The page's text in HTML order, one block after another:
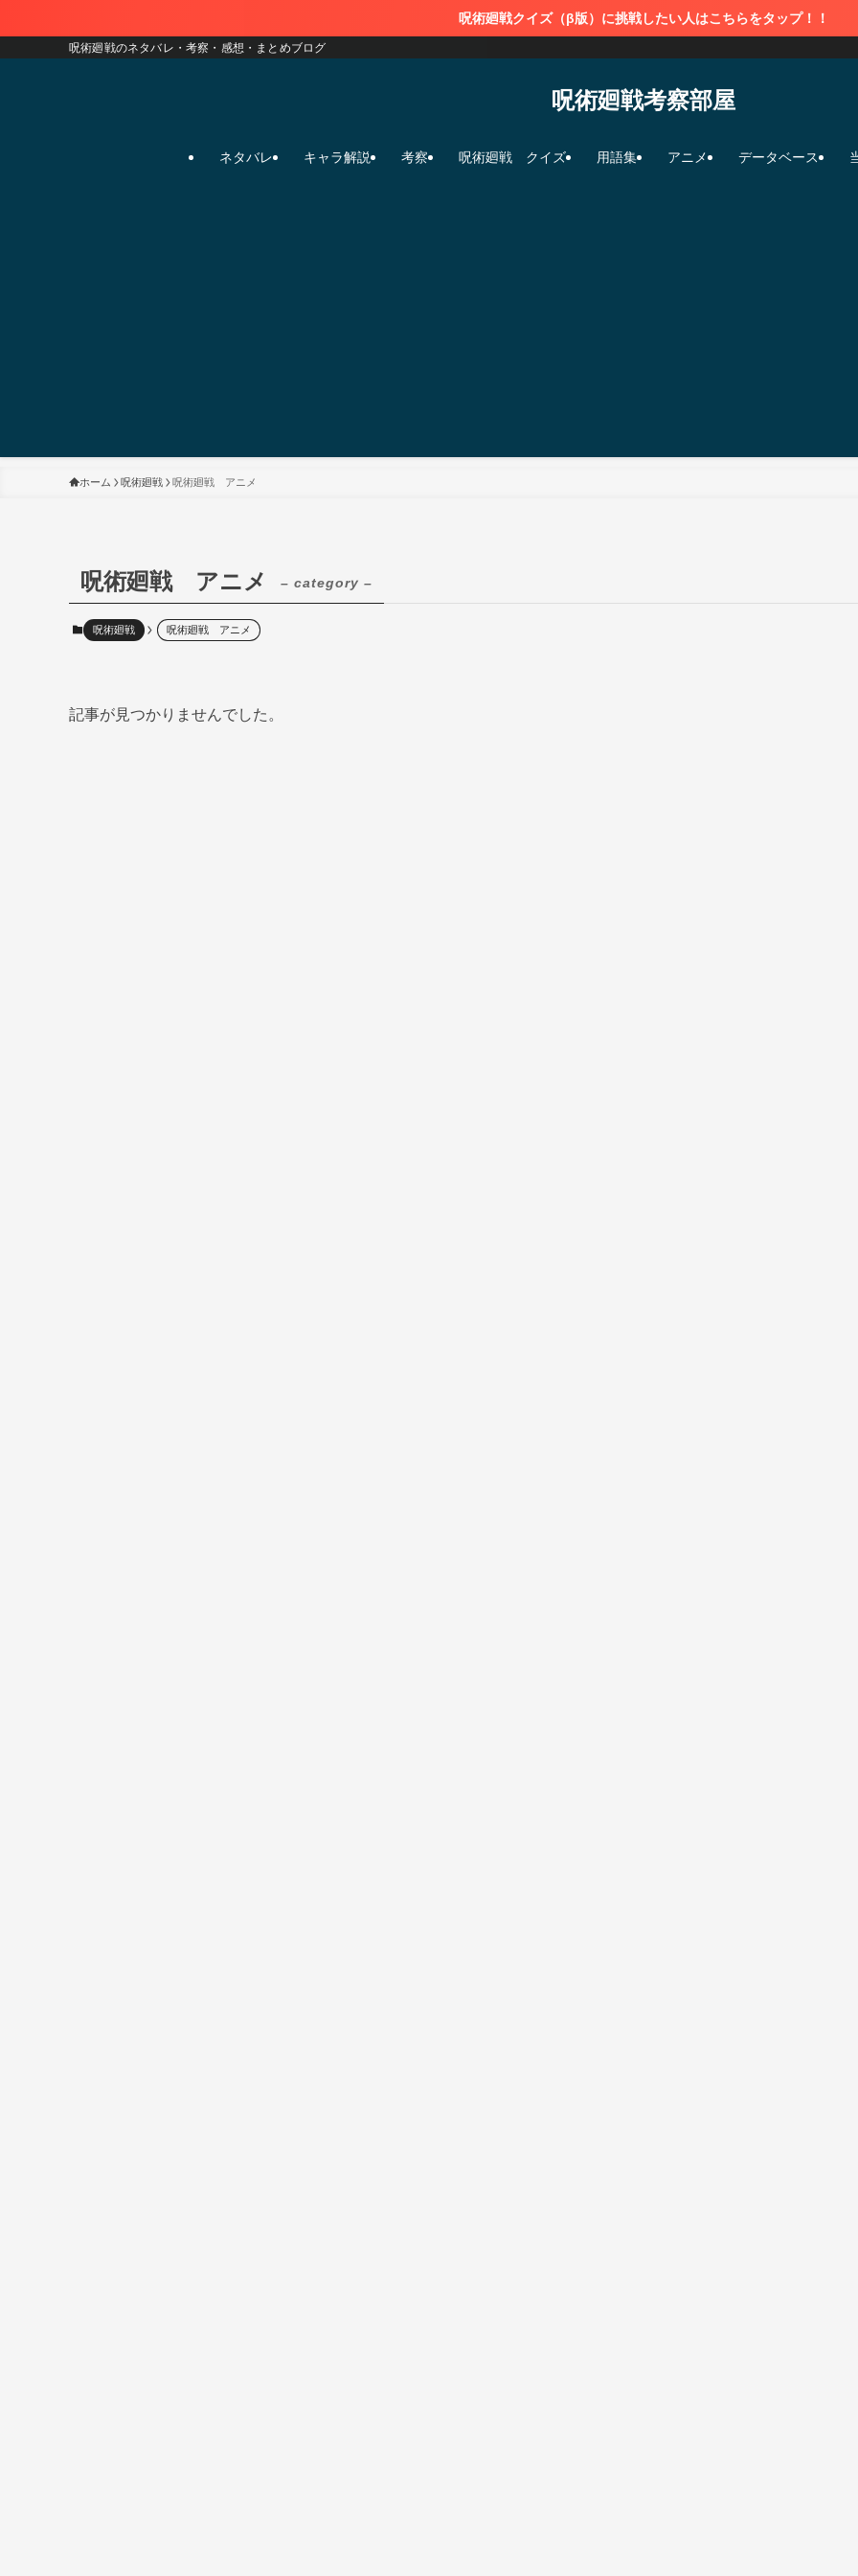
呪術廻戦クイズ（β版）に挑戦したい人はこちらをタップ！！
呪術廻戦のネタバレ・考察・感想・まとめブログ
呪術廻戦考察部屋
ネタバレ キャラ解説 考察 呪術廻戦 クイズ 用語集 アニメ データベース
ホーム 呪術廻戦 呪術廻戦 アニメ
呪術廻戦 アニメ – category –
呪術廻戦 呪術廻戦 アニメ
記事が見つかりませんでした。